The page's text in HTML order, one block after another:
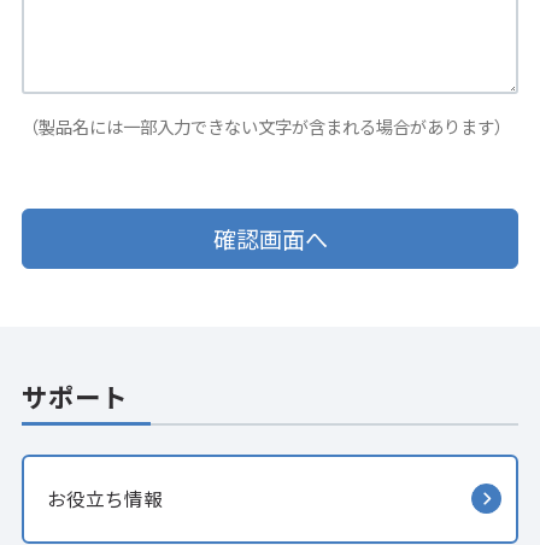
（製品名には一部入力できない文字が含まれる場合があります）
サポート
お役立ち情報